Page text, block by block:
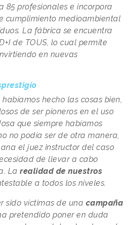
85 profesionales e incorpora
cumplimiento medioambiental
La fábrica se encuentra
de TOUS, lo cual permite
en nuevas
hecho las cosas bien,
de ser pioneros en el uso
que siempre habíamos
no podía ser de otra manera,
el juez instructor del caso
de llevar a cabo
La realidad de nuestros
a todos los niveles.
sido víctimas de una campaña
pretendido poner en duda